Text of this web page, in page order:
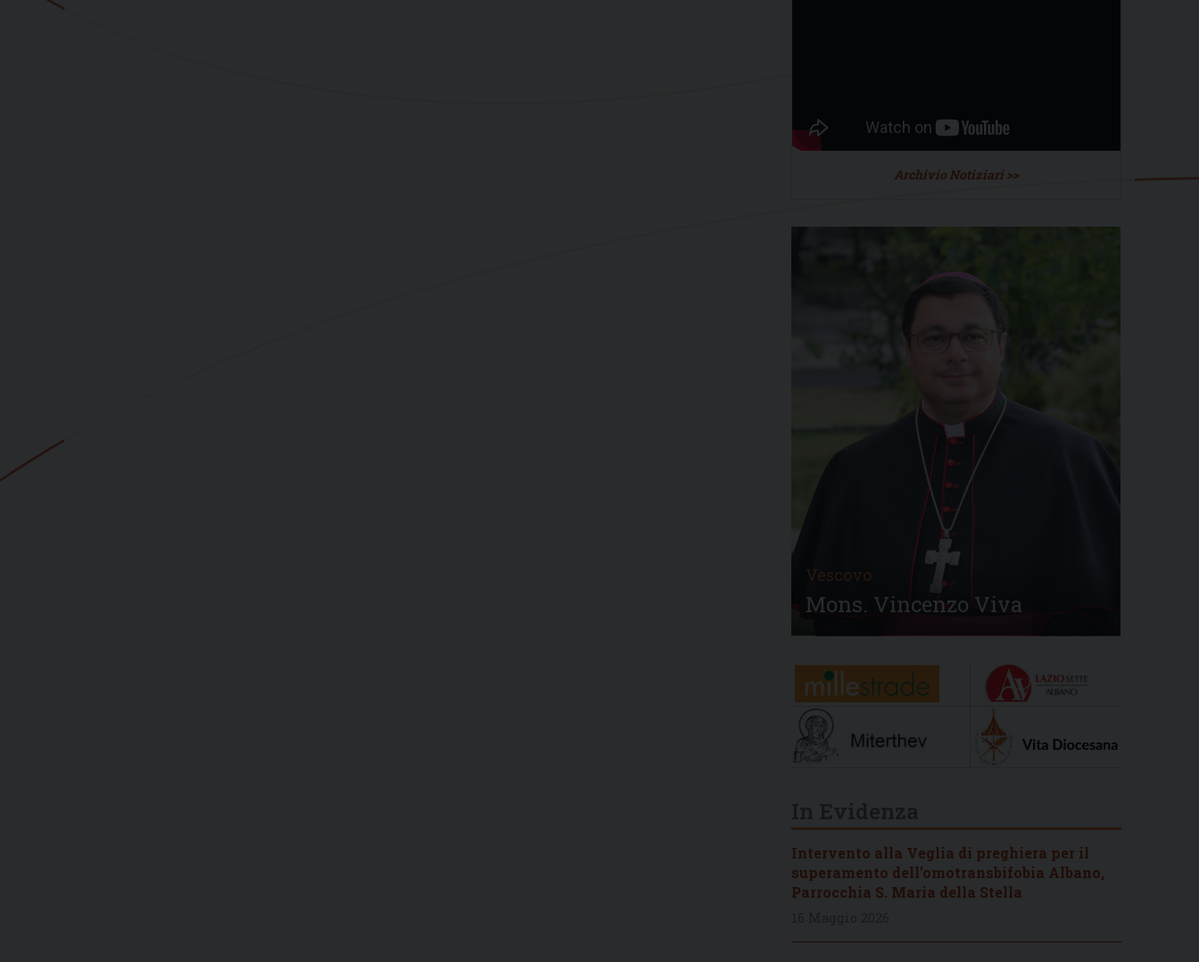
Archivio Notiziari >>
Vescovo
Mons. Vincenzo Viva
Intervento alla Veglia di preghiera per il
superamento dell’omotransbifobia Albano,
Parrocchia S. Maria della Stella